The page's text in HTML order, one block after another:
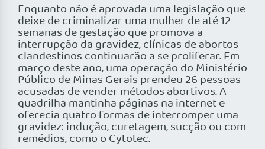
Enquanto não é aprovada uma legislação que
deixe de criminalizar uma mulher de até 12
semanas de gestação que promova a
interrupção da gravidez, clínicas de abortos
clandestinos continuarão a se proliferar. Em
março deste ano, uma operação do Ministério
Público de Minas Gerais prendeu 26 pessoas
acusadas de vender métodos abortivos. A
quadrilha mantinha páginas na internet e
oferecia quatro formas de interromper uma
gravidez: indução, curetagem, sucção ou com
remédios, como o Cytotec.